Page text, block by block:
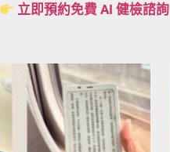
立即預約免費 AI 健檢諮詢